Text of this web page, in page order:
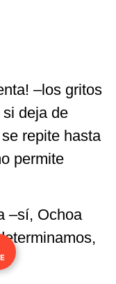
–los gritos
deja de
repite hasta
permite
–sí, Ochoa